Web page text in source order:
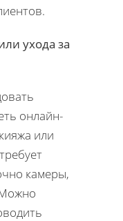
ухода за
онлайн-
или
камеры,